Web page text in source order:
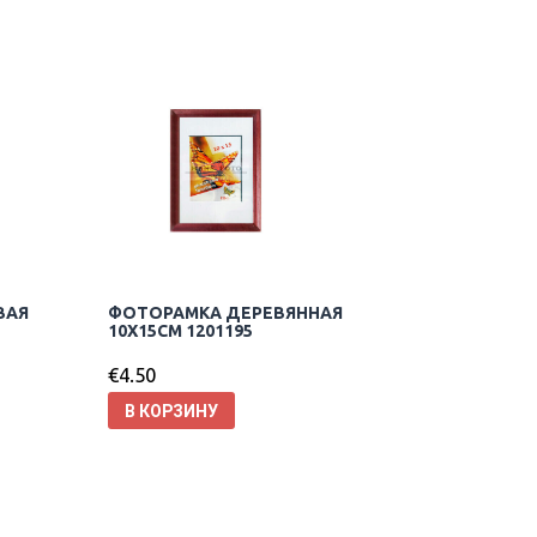
ФОТОРАМКА ДЕРЕВЯННАЯ
10X15CM 1201195
€4.50
В КОРЗИНУ